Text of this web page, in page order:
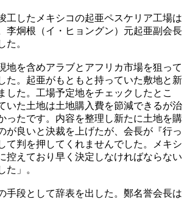
工したメキシコの起亜ペスケリア工場は
李炯根（イ・ヒョングン）元起亜副会長
た。
地を含めアラブとアフリカ市場を狙って
た。起亜がもともと持っていた敷地と新
した。工場予定地をチェックしたとこ
いた土地は土地購入費を節減できるが治
ったです。内容を整理し新たに土地を購
が良いと決裁を上げたが、会長が『行っ
て判を押してくれませんでした。メキシ
控えており早く決定しなければならない
た」。
手段として辞表を出した。鄭名誉会長は